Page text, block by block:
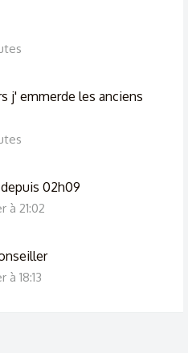
j' emmerde les anciens
02h09
à 21:02
à 18:13